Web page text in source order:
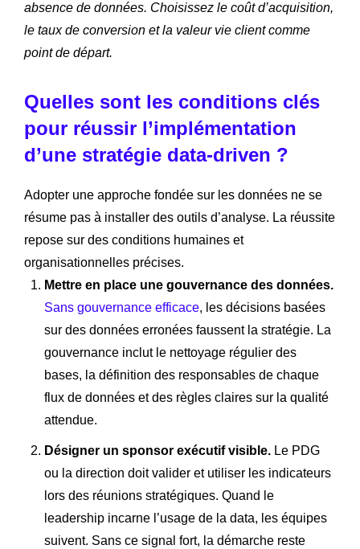
absence de données. Choisissez le coût d’acquisition,
le taux de conversion et la valeur vie client comme
point de départ.
Quelles sont les conditions clés
pour réussir l’implémentation
d’une stratégie data-driven ?
Adopter une approche fondée sur les données ne se
résume pas à installer des outils d’analyse. La réussite
repose sur des conditions humaines et
organisationnelles précises.
Mettre en place une gouvernance des données.
Sans gouvernance efficace, les décisions basées
sur des données erronées faussent la stratégie. La
gouvernance inclut le nettoyage régulier des
bases, la définition des responsables de chaque
flux de données et des règles claires sur la qualité
attendue.
Désigner un sponsor exécutif visible. Le PDG
ou la direction doit valider et utiliser les indicateurs
lors des réunions stratégiques. Quand le
leadership incarne l’usage de la data, les équipes
suivent. Sans ce signal fort, la démarche reste